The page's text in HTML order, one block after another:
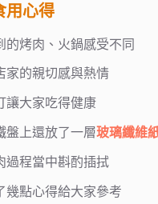
用心得
的烤肉、火鍋感受不同
家的親切感與熱情
讓大家吃得健康
盤上還放了一層玻璃纖維
過程當中斟酌插拭
幾點心得給大家參考